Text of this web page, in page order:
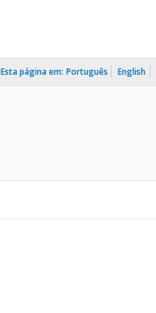
Esta página em: Português English